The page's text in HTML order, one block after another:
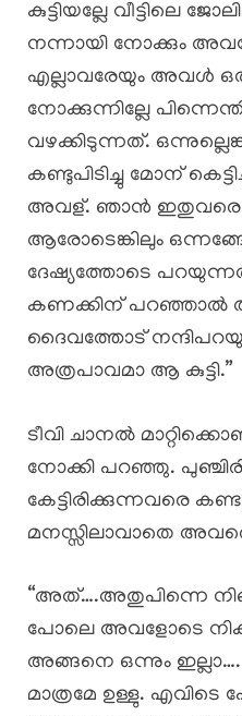
കുട്ടിയല്ലേ വീട്ടിലെ
നന്നായി നോക്കും
എല്ലാവരേയും അവൾ
നോക്കുന്നില്ലേ
വഴക്കിടുന്നത്.
കണ്ടുപിടിച്ചു മോന്
അവള്. ഞാൻ ഇതുവരെ
ആരോടെങ്കിലും
ദേഷ്യത്തോടെ
കണക്കിന് പറഞ്ഞാൽ
ദൈവത്തോട്
അത്രപാവമാ ആ കുട്ടി.”
ടീവി ചാനൽ
നോക്കി പറഞ്ഞു.
കേട്ടിരിക്കുന്നവരെ
മനസ്സിലാവാതെ അവരെ
“അത്….അതുപിന്നെ
പോലെ അവളോടെ
അങ്ങനെ ഒന്നും
മാത്രമേ ഉള്ളു.